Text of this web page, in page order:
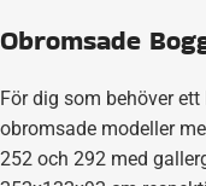
Obromsade
För dig som behöver
obromsade modeller
252 och 292 med